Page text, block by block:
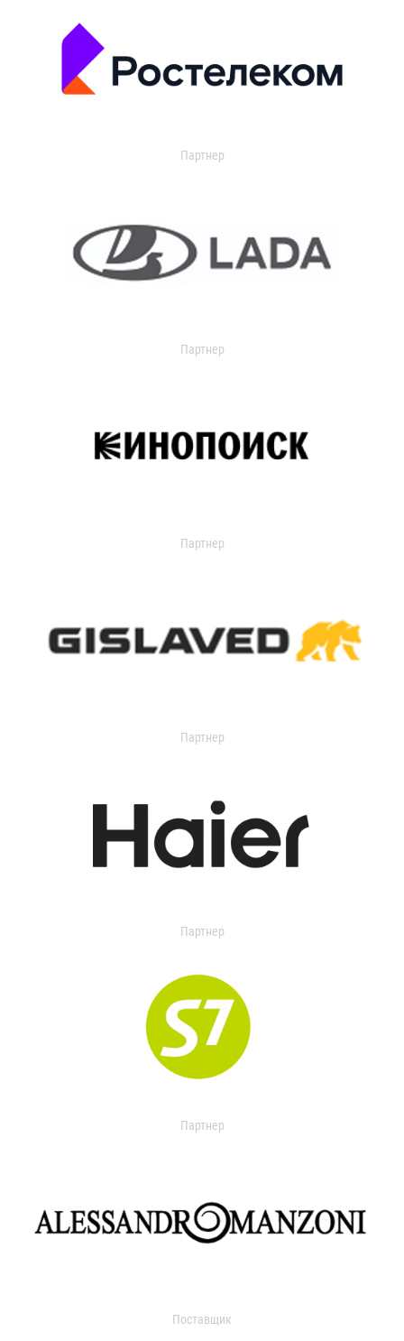
Партнер
Партнер
Партнер
Партнер
Партнер
Партнер
Поставщик